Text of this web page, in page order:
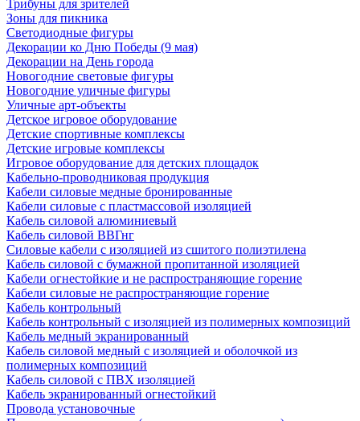
Трибуны для зрителей
Зоны для пикника
Светодиодные фигуры
Декорации ко Дню Победы (9 мая)
Декорации на День города
Новогодние световые фигуры
Новогодние уличные фигуры
Уличные арт-объекты
Детское игровое оборудование
Детские спортивные комплексы
Детские игровые комплексы
Игровое оборудование для детских площадок
Кабельно-проводниковая продукция
Кабели силовые медные бронированные
Кабели силовые с пластмассовой изоляцией
Кабель силовой алюминиевый
Кабель силовой ВВГнг
Силовые кабели с изоляцией из сшитого полиэтилена
Кабель силовой с бумажной пропитанной изоляцией
Кабели огнестойкие и не распространяющие горение
Кабели силовые не распространяющие горение
Кабель контрольный
Кабель контрольный с изоляцией из полимерных композиций
Кабель медный экранированный
Кабель силовой медный с изоляцией и оболочкой из
полимерных композиций
Кабель силовой с ПВХ изоляцией
Кабель экранированный огнестойкий
Провода установочные